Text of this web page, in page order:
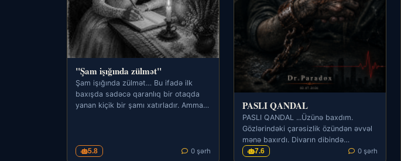
"Şam işığında zülmət"
Şam işığında zülmət… Bu ifadə ilk
baxışda sadəcə qaranlıq bir otaqda
yanan kiçik bir şamı xatırladır. Amma
5.8 0 şərh
PASLI QANDAL
PASLI QANDAL ...Üzünə baxdım.
Gözlərindəki çarəsizlik özündən əvvəl
mənə baxırdı. Divarın dibində
uzanmışdı, əllərini köhnə,…
7.6 0 şərh